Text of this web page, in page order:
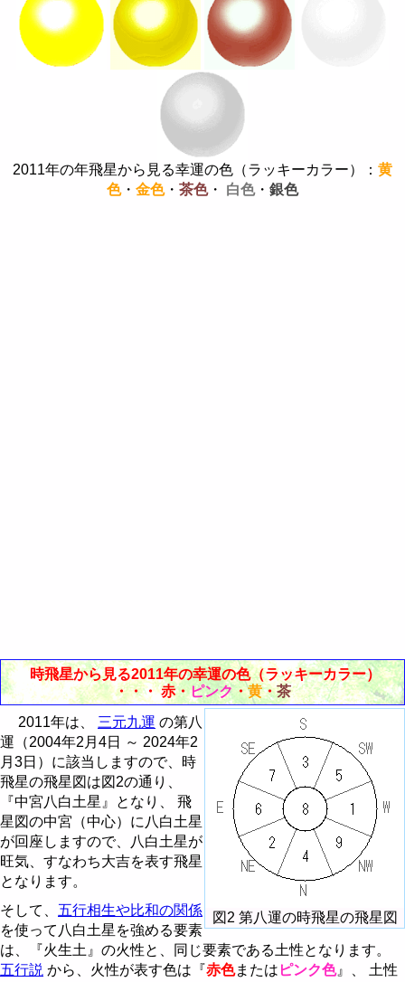
2011年の年飛星から見る幸運の色（ラッキーカラー）： 黄
色・ 金色・ 茶色・ 白色・ 銀色
時飛星から見る2011年の幸運の色（ラッキーカラー）
・・・赤・ピンク・黄・茶
図2 第八運の時飛星の飛星図
2011年は、 三元九運 の第八
運（2004年2月4日 ～ 2024年2
月3日）に該当しますので、時
飛星の飛星図は図2の通り、
『中宮八白土星』となり、 飛
星図の中宮（中心）に八白土星
が回座しますので、八白土星が
旺気、すなわち大吉を表す飛星
となります。
そして、 五行相生や比和の関係
を使って八白土星を強める要素
は、『火生土』の火性と、同じ要素である土性となります。
五行説 から、火性が表す色は『赤色または ピンク色』、 土性